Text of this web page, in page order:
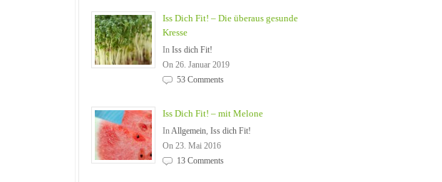
Iss Dich Fit! – Die überaus gesunde
Kresse
In Iss dich Fit!
On 26. Januar 2019
53 Comments
Iss Dich Fit! – mit Melone
InAllgemein, Iss dich Fit!
On 23. Mai 2016
13 Comments